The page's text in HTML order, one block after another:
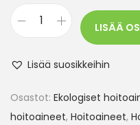
LISÄÄ
Lisää suosikkeihin
Osastot: Ekologiset
hoitoaineet, Hoitoaineet,